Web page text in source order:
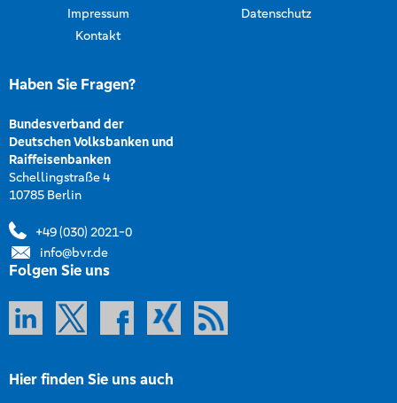
Impressum
Datenschutz
Kontakt
Haben Sie Fragen?
Bundesverband der
Deutschen Volksbanken und
Raiffeisenbanken
Schellingstraße 4
10785 Berlin
+49 (030) 2021-0
info@bvr.de
Folgen Sie uns
Hier finden Sie uns auch